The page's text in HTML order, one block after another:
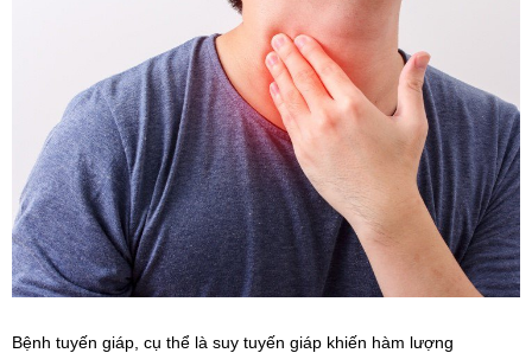
Bệnh tuyến giáp, cụ thể là suy tuyến giáp khiến hàm lượng